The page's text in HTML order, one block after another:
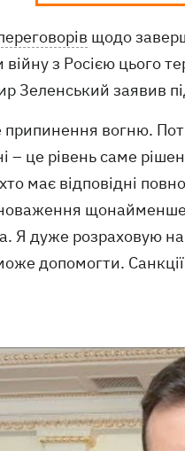
щодо
війну з Росією цього
Зеленський заявив
вогню.
– це рівень саме
має відповідні
щонайменше
Я дуже розраховую
допомогти. Санкції